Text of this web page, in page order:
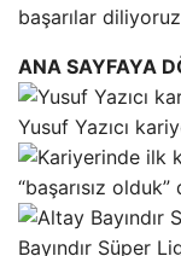
başarılar
ANA SAYFAYA
Yusuf Yazıcı
“başarısız
Bayındır Süper